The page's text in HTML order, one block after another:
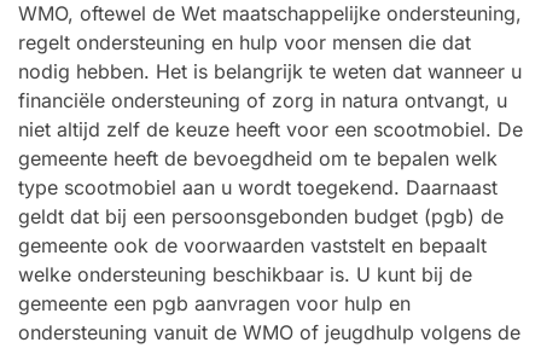
WMO, oftewel de Wet maatschappelijke ondersteuning,
regelt ondersteuning en hulp voor mensen die dat
nodig hebben. Het is belangrijk te weten dat wanneer u
financiële ondersteuning of zorg in natura ontvangt, u
niet altijd zelf de keuze heeft voor een scootmobiel. De
gemeente heeft de bevoegdheid om te bepalen welk
type scootmobiel aan u wordt toegekend. Daarnaast
geldt dat bij een persoonsgebonden budget (pgb) de
gemeente ook de voorwaarden vaststelt en bepaalt
welke ondersteuning beschikbaar is. U kunt bij de
gemeente een pgb aanvragen voor hulp en
ondersteuning vanuit de WMO of jeugdhulp volgens de